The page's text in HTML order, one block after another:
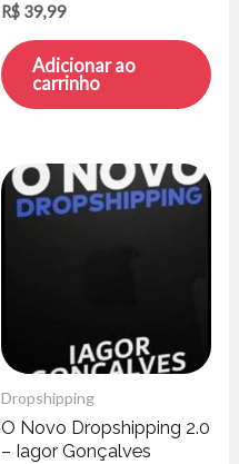
R$ 39,99
Adicionar ao
carrinho
Dropshipping
O Novo Dropshipping 2.0
– Iagor Gonçalves